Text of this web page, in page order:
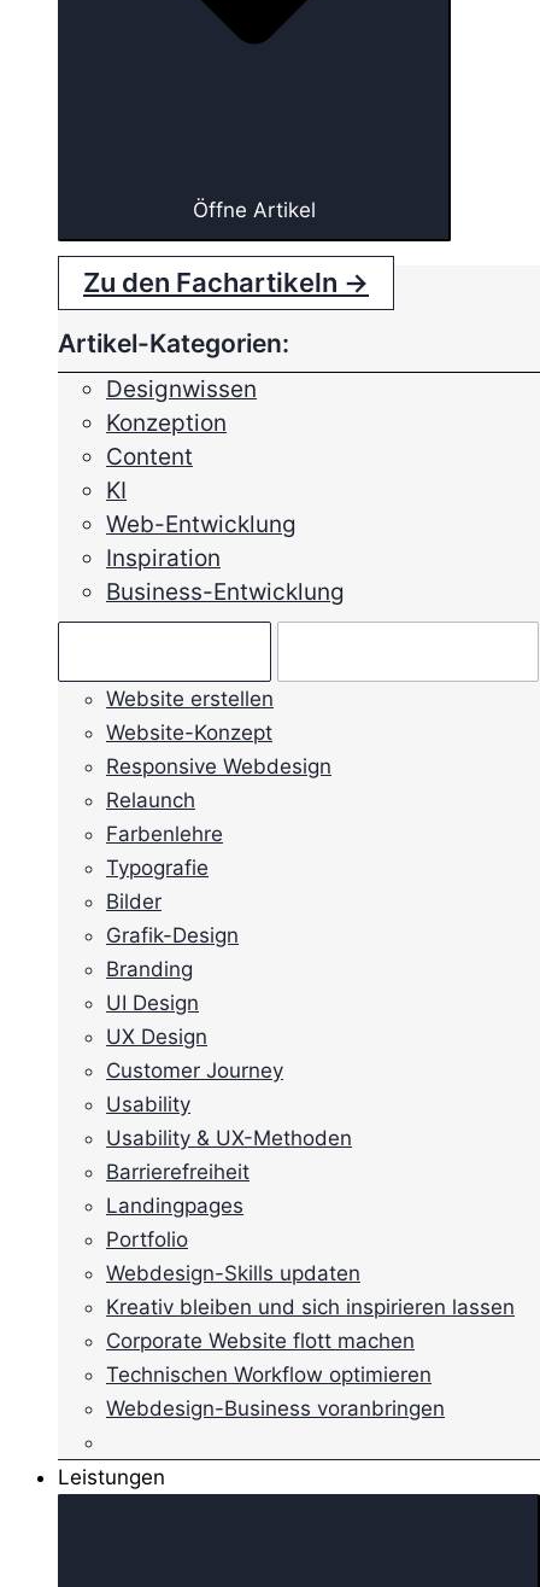
Öffne Artikel
Zu den Fachartikeln →
Artikel-Kategorien:
Designwissen
Konzeption
Content
KI
Web-Entwicklung
Inspiration
Business-Entwicklung
Website erstellen
Website-Konzept
Responsive Webdesign
Relaunch
Farbenlehre
Typografie
Bilder
Grafik-Design
Branding
UI Design
UX Design
Customer Journey
Usability
Usability & UX-Methoden
Barrierefreiheit
Landingpages
Portfolio
Webdesign-Skills updaten
Kreativ bleiben und sich inspirieren lassen
Corporate Website flott machen
Technischen Workflow optimieren
Webdesign-Business voranbringen
Leistungen